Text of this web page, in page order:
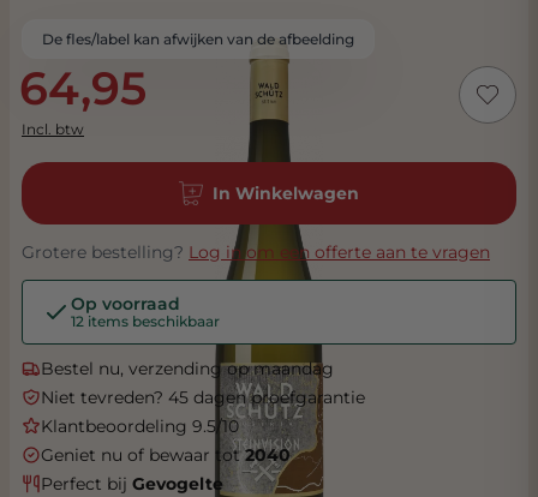
De fles/label kan afwijken van de afbeelding
64,95
Incl. btw
In Winkelwagen
Grotere bestelling? Log in om een offerte aan te vragen
Op voorraad
12 items beschikbaar
Bestel nu, verzending op maandag
Niet tevreden? 45 dagen proefgarantie
Klantbeoordeling 9.5/10
Geniet nu of bewaar tot2040
Perfect bij Gevogelte